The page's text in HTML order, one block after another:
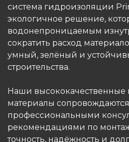
система гидроизоляции
экологичное решение,
водонепроницаемым
сократить расход
умный, зелёный и
строительства.
Наши высококачественные
материалы сопровождаются
профессиональными
рекомендациями по
точность, надёжность и